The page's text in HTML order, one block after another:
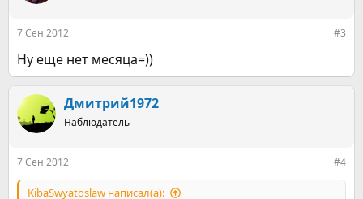
7 Сен 2012 #3
Ну еще нет месяца=))
Дмитрий1972
Наблюдатель
7 Сен 2012 #4
KibaSwyatoslaw написал(а):